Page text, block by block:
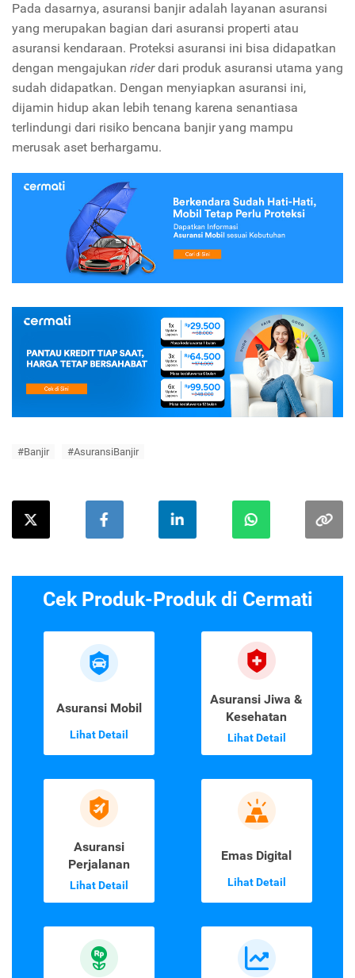
Pada dasarnya, asuransi banjir adalah layanan asuransi
yang merupakan bagian dari asuransi properti atau
asuransi kendaraan. Proteksi asuransi ini bisa didapatkan
dengan mengajukan riderdari produk asuransi utama yang
sudah didapatkan. Dengan menyiapkan asuransi ini,
dijamin hidup akan lebih tenang karena senantiasa
terlindungi dari risiko bencana banjir yang mampu
merusak aset berhargamu.
#Banjir #AsuransiBanjir
Cek Produk-Produk di Cermati
Asuransi Mobil
Lihat Detail
Asuransi Jiwa &
Kesehatan
Lihat Detail
Asuransi
Perjalanan
Lihat Detail
Emas Digital
Lihat Detail